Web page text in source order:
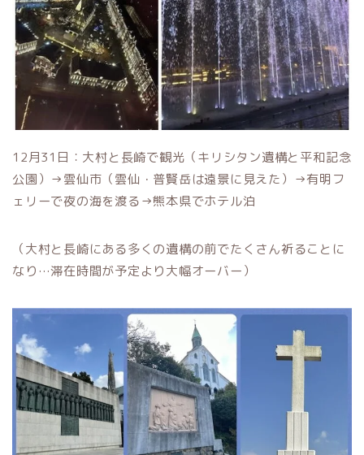
12月31日：大村と長崎で観光（キリシタン遺構と平和記念
公園）→雲仙市（雲仙・普賢岳は遠景に見えた）→有明フ
ェリーで夜の海を渡る→熊本県でホテル泊
（大村と長崎にある多くの遺構の前でたくさん祈ることに
なり…滞在時間が予定より大幅オーバー）